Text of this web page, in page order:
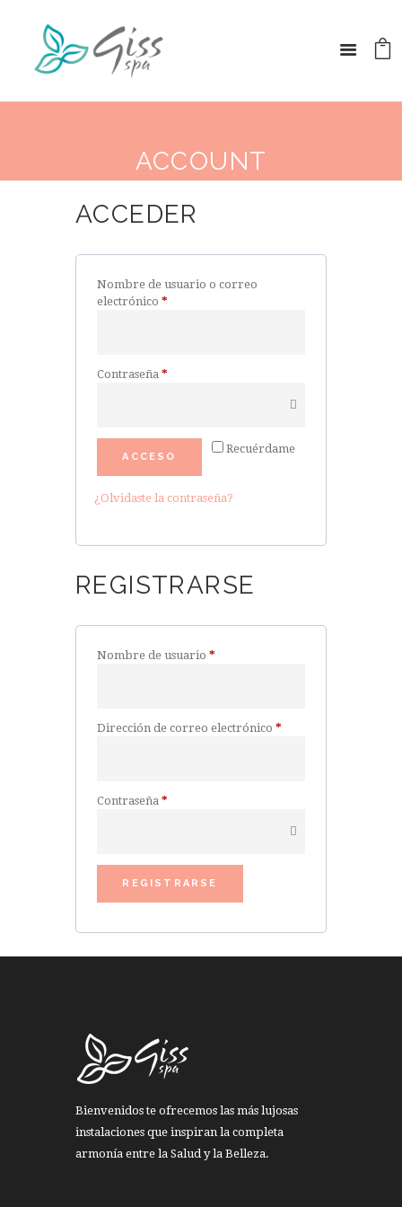
ACCOUNT
ACCEDER
Nombre de usuario o correo
electrónico *
Contraseña *
Recuérdame
ACCESO
¿Olvidaste la contraseña?
REGISTRARSE
Nombre de usuario *
Dirección de correo electrónico *
Contraseña *
REGISTRARSE
Bienvenidos te ofrecemos las más lujosas
instalaciones que inspiran la completa
armonía entre la Salud y la Belleza.